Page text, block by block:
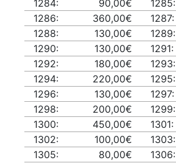
1284:
90,00€ 1285:
1286:
360,00€ 1287:
1288:
130,00€ 1289:
1290:
130,00€ 1291:
1292:
180,00€ 1293:
1294:
220,00€ 1295:
1296:
130,00€ 1297:
1298:
200,00€ 1299:
1300:
450,00€ 1301:
1302:
100,00€ 1303:
1305:
80,00€ 1306: